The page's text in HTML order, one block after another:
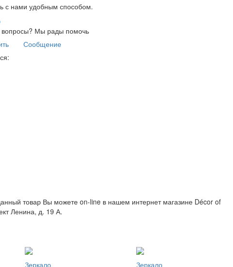
с нами удобным способом.
Мы рады помочь
Сообщение
товар Вы можете on-line в нашем интернет магазине Décor of
Ленина, д. 19 А.
Зеркало Зеркало